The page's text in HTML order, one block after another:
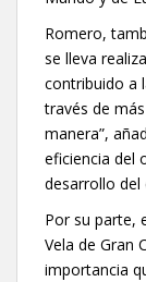
Romero,
se lleva
contribuido a
través de
manera”,
eficiencia del
desarrollo del
Por su parte,
Vela de Gran
importancia